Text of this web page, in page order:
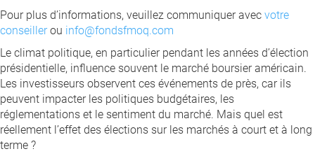
Pour plus d’informations, veuillez communiquer avecvotre
conseillerou info@fondsfmoq.com
Le climat politique, en particulier pendant les années d’élection
présidentielle, influence souvent le marché boursier américain.
Les investisseurs observent ces événements de près, car ils
peuvent impacter les politiques budgétaires, les
réglementations et le sentiment du marché. Mais quel est
réellement l’effet des élections sur les marchés à court et à long
terme ?